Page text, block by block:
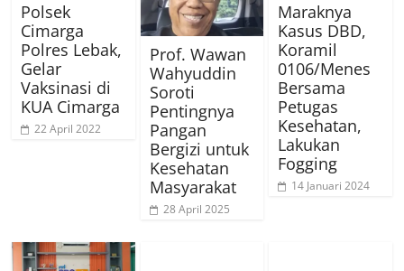
Polsek
Cimarga
Polres Lebak,
Gelar
Vaksinasi di
KUA Cimarga
22 April 2022
Prof. Wawan
Wahyuddin
Soroti
Pentingnya
Pangan
Bergizi untuk
Kesehatan
Masyarakat
28 April 2025
Maraknya
Kasus DBD,
Koramil
0106/Menes
Bersama
Petugas
Kesehatan,
Lakukan
Fogging
14 Januari 2024